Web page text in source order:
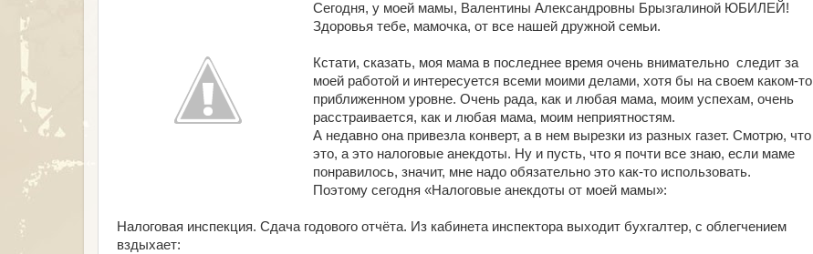
Сегодня, у моей мамы, Валентины Александровны Брызгалиной ЮБИЛЕЙ!
Здоровья тебе, мамочка, от все нашей дружной семьи.
Кстати, сказать, моя мама в последнее время очень внимательно следит за
моей работой и интересуется всеми моими делами, хотя бы на своем каком-то
приближенном уровне. Очень рада, как и любая мама, моим успехам, очень
расстраивается, как и любая мама, моим неприятностям.
А недавно она привезла конверт, а в нем вырезки из разных газет. Смотрю, что
это, а это налоговые анекдоты. Ну и пусть, что я почти все знаю, если маме
понравилось, значит, мне надо обязательно это как-то использовать.
Поэтому сегодня «Налоговые анекдоты от моей мамы»:
Налоговая инспекция. Сдача годового отчёта. Из кабинета инспектора выходит бухгалтер, с облегчением
вздыхает: